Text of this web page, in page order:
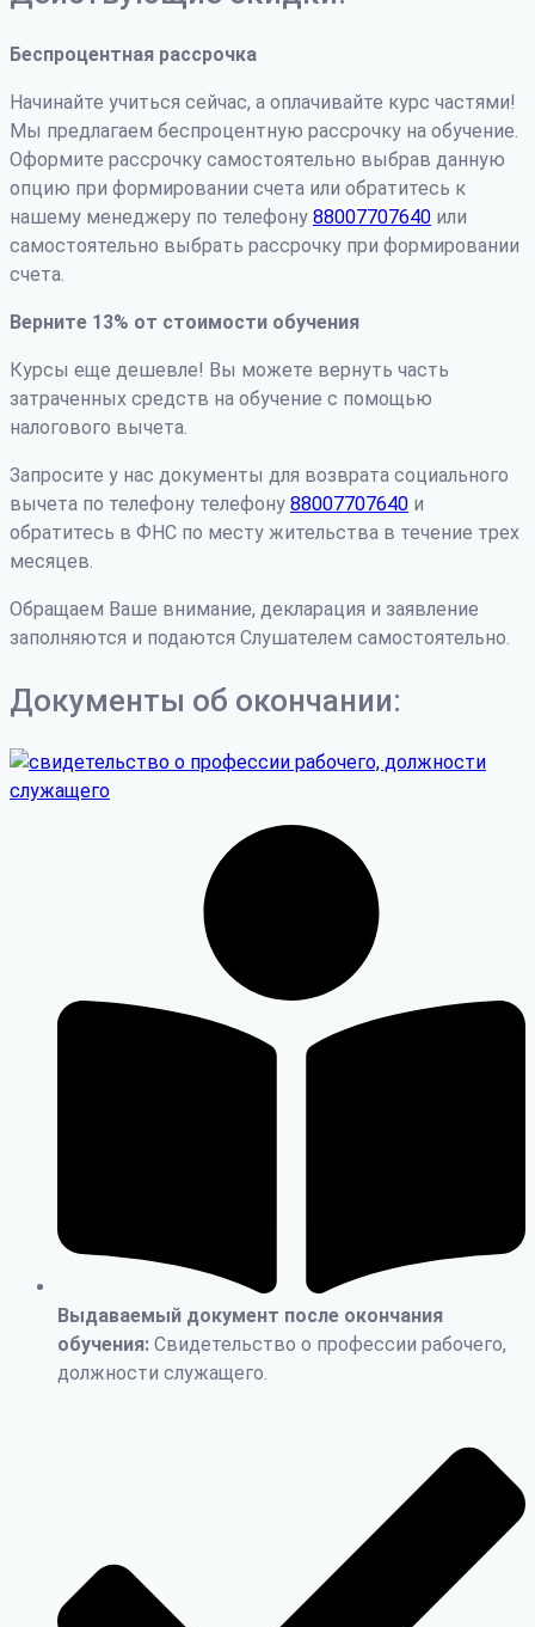
Беспроцентная рассрочка
Начинайте учиться сейчас, а оплачивайте курс частями!
Мы предлагаем беспроцентную рассрочку на обучение.
Оформите рассрочку самостоятельно выбрав данную
опцию при формировании счета или обратитесь к
нашему менеджеру по телефону 88007707640 или
самостоятельно выбрать рассрочку при формировании
счета.
Верните 13% от стоимости обучения
Курсы еще дешевле! Вы можете вернуть часть
затраченных средств на обучение с помощью
налогового вычета.
Запросите у нас документы для возврата социального
вычета по телефону телефону 88007707640 и
обратитесь в ФНС по месту жительства в течение трех
месяцев.
Обращаем Ваше внимание, декларация и заявление
заполняются и подаются Слушателем самостоятельно.
Документы об окончании:
Выдаваемый документ после окончания
обучения: Свидетельство о профессии рабочего,
должности служащего.